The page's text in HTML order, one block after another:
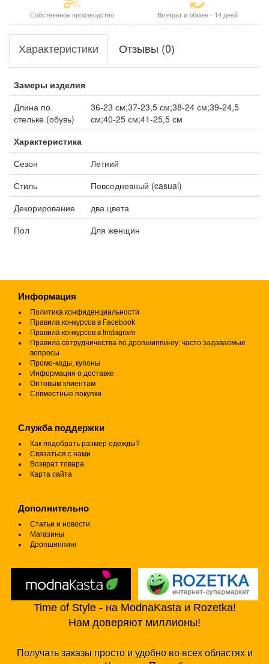
Собственное производство Возврат и обмен - 14 дней
Характеристики Отзывы (0)
Замеры изделия
Длина по
стельке (обувь)
36-23 см;37-23,5 см;38-24 см;39-24,5
см;40-25 см;41-25,5 см
Характеристика
Сезон
Летний
Стиль
Повседневный (casual)
Декорирование
два цвета
Пол
Для женщин
Информация
Политика конфиденциальности
Правила конкурсов в Facebook
Правила конкурсов в Instagram
Правила сотрудничества по дропшиппингу: часто задаваемые
вопросы
Промо-коды, купоны
Информация о доставке
Оптовым клиентам
Совместные покупки
Служба поддержки
Как подобрать размер одежды?
Связаться с нами
Возврат товара
Карта сайта
Дополнительно
Статьи и новости
Магазины
Дропшиппинг
Time of Style - на ModnaKasta и Rozetka!
Нам доверяют миллионы!
Получать заказы просто и удобно во всех областях и